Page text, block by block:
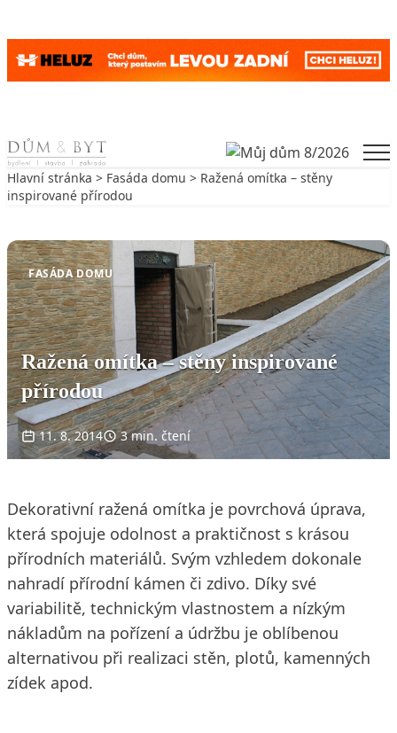
Skip to content
Hlavní stránka > Fasáda domu > Ražená omítka – stěny
inspirované přírodou
FASÁDA DOMU
Ražená omítka – stěny inspirované
přírodou
11. 8. 2014 3 min. čtení
Dekorativní ražená omítka je povrchová úprava,
která spojuje odolnost a praktičnost s krásou
přírodních materiálů. Svým vzhledem dokonale
nahradí přírodní kámen či zdivo. Díky své
variabilitě, technickým vlastnostem a nízkým
nákladům na pořízení a údržbu je oblíbenou
alternativou při realizaci stěn, plotů, kamenných
zídek apod.